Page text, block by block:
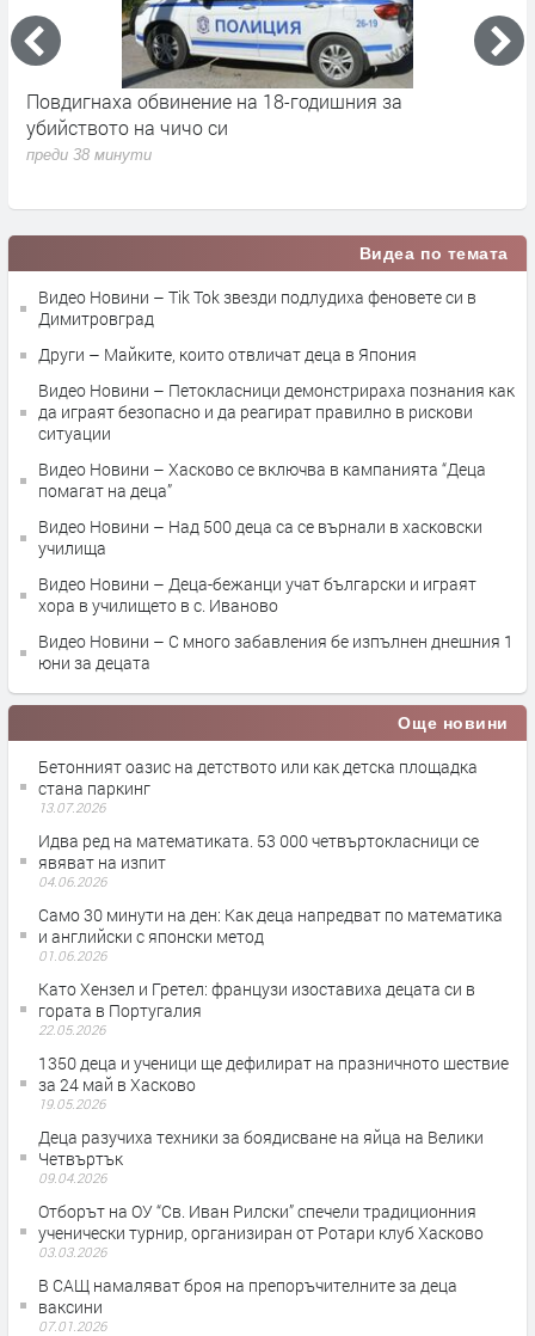
за
МЗ: Д-р Георги Гелов остава начело
Хасково до приключването на
Видеа по темата
Видео Новини – Tik Tok звезди подлудиха феновете си в
Димитровград
Други – Майките, които отвличат деца в Япония
Видео Новини – Петокласници демонстрираха познания как
да играят безопасно и да реагират правилно в рискови
ситуации
Видео Новини – Хасково се включва в кампанията “Деца
помагат на деца”
Видео Новини – Над 500 деца са се върнали в хасковски
училища
Видео Новини – Деца-бежанци учат български и играят
хора в училището в с. Иваново
Видео Новини – С много забавления бе изпълнен днешния 1
юни за децата
Още новини
Бетонният оазис на детството или как детска площадка
стана паркинг
13.07.2026
Идва ред на математиката. 53 000 четвъртокласници се
явяват на изпит
04.06.2026
Само 30 минути на ден: Как деца напредват по математика
и английски с японски метод
01.06.2026
Като Хензел и Гретел: французи изоставиха децата си в
гората в Португалия
22.05.2026
1350 деца и ученици ще дефилират на празничното шествие
за 24 май в Хасково
19.05.2026
Деца разучиха техники за боядисване на яйца на Велики
Четвъртък
09.04.2026
Отборът на ОУ “Св. Иван Рилски” спечели традиционния
ученически турнир, организиран от Ротари клуб Хасково
03.03.2026
В САЩ намаляват броя на препоръчителните за деца
ваксини
07.01.2026